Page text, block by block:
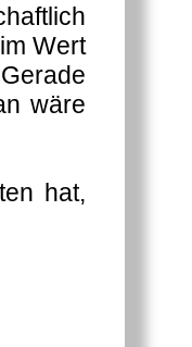
Wert
wäre
hat,